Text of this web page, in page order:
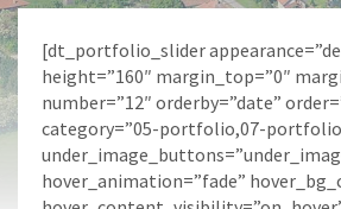
[dt_portfolio_slider
height=”160″ margin_top=”0″
number=”12″ orderby=”date”
category=”05-portfolio,07-
hover_animation=”fade”